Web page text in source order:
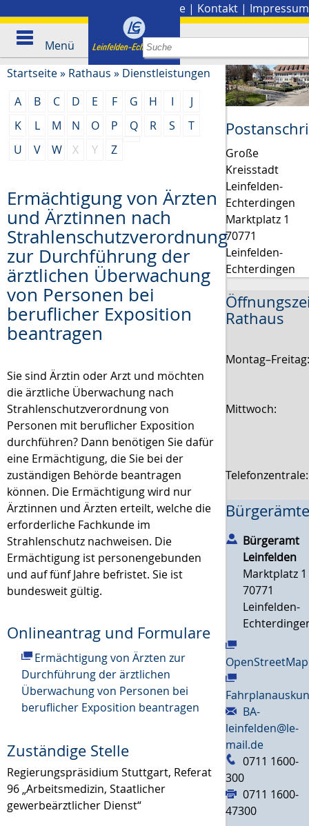
Presse | Kontakt | Impressum
Menü
Startseite» Rathaus » Dienstleistungen
A
B C D E F G H I
J
K
L M N O P Q R S
T
U
V W X Y Z
Ermächtigung von Ärzten
und Ärztinnen nach
Strahlenschutzverordnung
zur Durchführung der
ärztlichen Überwachung
von Personen bei
beruflicher Exposition
beantragen
Sie sind Ärztin oder Arzt und möchten
die ärztliche Überwachung nach
Strahlenschutzverordnung von
Personen mit beruflicher Exposition
durchführen? Dann benötigen Sie dafür
eine Ermächtigung, die Sie bei der
zuständigen Behörde beantragen
können. Die Ermächtigung wird nur
Ärztinnen und Ärzten erteilt, welche die
erforderliche Fachkunde im
Strahlenschutz nachweisen. Die
Ermächtigung ist personengebunden
und auf fünf Jahre befristet. Sie ist
bundesweit gültig.
Onlineantrag und Formulare
Ermächtigung von Ärzten zur
Durchführung der ärztlichen
Überwachung von Personen bei
beruflicher Exposition beantragen
Zuständige Stelle
Regierungspräsidium Stuttgart, Referat
96 „Arbeitsmedizin, Staatlicher
gewerbeärztlicher Dienst“
Große
Kreisstadt
Leinfelden-
Echterdingen
Marktplatz 1
70771
Leinfelden-
Echterdingen
Rathaus
Mittwoch:
Bürgeramt
Leinfelden
Marktplatz 1
70771
Leinfelden-
OpenStreetMap
BA-
leinfelden@le-
mail.de
0711 1600-
300
0711 1600-
47300